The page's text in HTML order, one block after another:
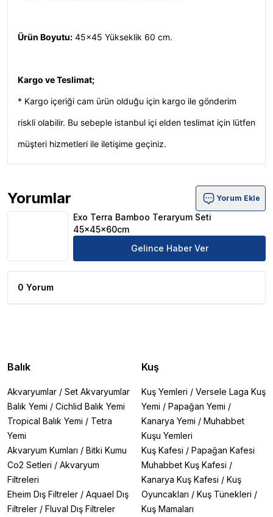
Ürün Boyutu: 45x45 Yükseklik 60 cm.
Kargo ve Teslimat;
* Kargo içeriği cam ürün olduğu için kargo ile gönderim
riskli olabilir. Bu sebeple istanbul içi elden teslimat için lütfen
müşteri hizmetleri ile iletişime geçiniz.
Yorumlar
Exo Terra Bamboo Teraryum Seti 45x45x60cm Ürün
Yorum Ekle
Exo Terra Bamboo Teraryum Seti
45x45x60cm
Gelince Haber Ver
0 Yorum
Balık
Akvaryumlar / Set Akvaryumlar
Balık Yemi / Cichlid Balık Yemi
Tropical Balık Yemi / Tetra
Yemi
Akvaryum Kumları / Bitki Kumu
Co2 Setleri / Akvaryum
Filtreleri
Eheim Dış Filtreler / Aquael Dış
Filtreler / Fluval Dış Filtreler
Kuş
Kuş Yemleri / Versele Laga Kuş
Yemi / Papağan Yemi /
Kanarya Yemi / Muhabbet
Kuşu Yemleri
Kuş Kafesi / Papağan Kafesi
Muhabbet Kuş Kafesi /
Kanarya Kuş Kafesi / Kuş
Oyuncakları / Kuş Tünekleri /
Kuş Mamaları